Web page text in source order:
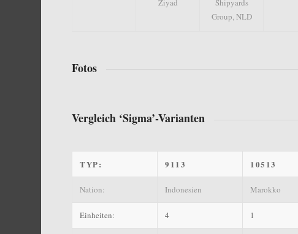
Ziyad
Shipyards
Group, NLD
Fotos
Vergleich ‘Sigma’-Varianten
TYP: 9113 10513
Nation: Indonesien Marokko
Einheiten: 4 1